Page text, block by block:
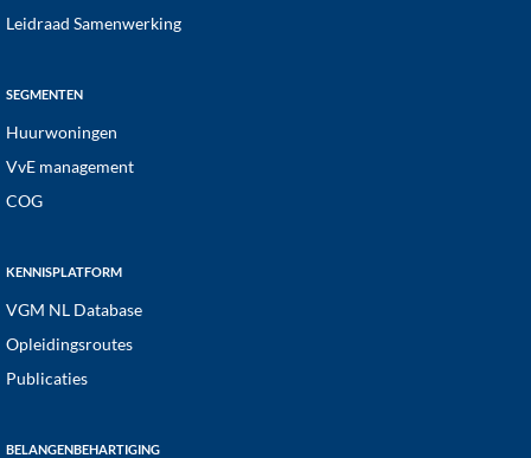
Leidraad Samenwerking
SEGMENTEN
Huurwoningen
VvE management
COG
KENNISPLATFORM
VGM NL Database
Opleidingsroutes
Publicaties
BELANGENBEHARTIGING